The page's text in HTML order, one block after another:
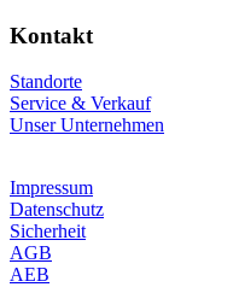
Kontakt
Standorte
Service & Verkauf
Unser Unternehmen
Impressum
Datenschutz
Sicherheit
AGB
AEB